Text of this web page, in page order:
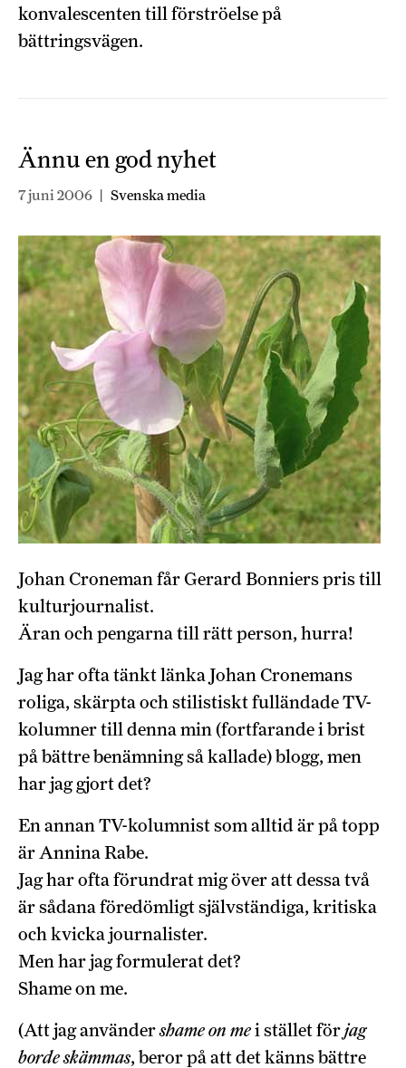
konvalescenten till förströelse på
bättringsvägen.
Ännu en god nyhet
7 juni 2006 | Svenska media
Johan Croneman får Gerard Bonniers pris till
kulturjournalist.
Äran och pengarna till rätt person, hurra!
Jag har ofta tänkt länka Johan Cronemans
roliga, skärpta och stilistiskt fulländade TV-
kolumner till denna min (fortfarande i brist
på bättre benämning så kallade) blogg, men
har jag gjort det?
En annan TV-kolumnist som alltid är på topp
är Annina Rabe.
Jag har ofta förundrat mig över att dessa två
är sådana föredömligt självständiga, kritiska
och kvicka journalister.
Men har jag formulerat det?
Shame on me.
(Att jag användershame on mei stället förjag
borde skämmas, beror på att det känns bättre